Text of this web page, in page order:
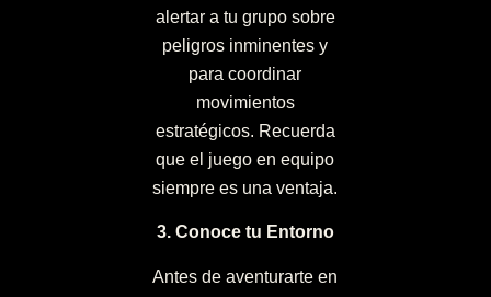
alertar a tu grupo sobre
peligros inminentes y
para coordinar
movimientos
estratégicos. Recuerda
que el juego en equipo
siempre es una ventaja.
3. Conoce tu Entorno
Antes de aventurarte en